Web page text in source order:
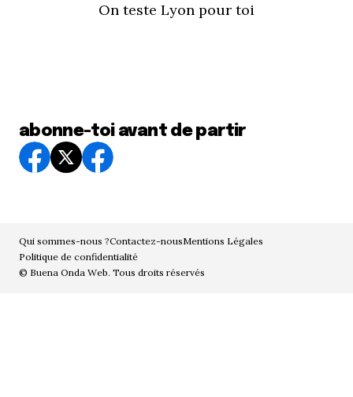
On teste Lyon pour toi
abonne-toi avant de partir
Qui sommes-nous ?Contactez-nousMentions Légales
Politique de confidentialité
© Buena Onda Web. Tous droits réservés